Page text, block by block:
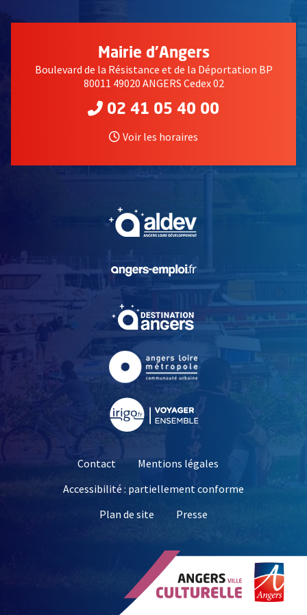
Mairie d'Angers
Boulevard de la Résistance et de la Déportation BP
80011 49020 ANGERS Cedex 02
02 41 05 40 00
Voir les horaires
, Ouvre une nouvelle
, Ouvre une nouvelle
Contact
Mentions légales
Accessibilité : partiellement conforme
Plan de site
Presse